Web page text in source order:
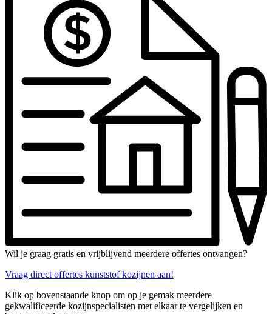
Wil je graag gratis en vrijblijvend meerdere offertes ontvangen?
Vraag direct offertes kunststof kozijnen aan!
Klik op bovenstaande knop om op je gemak meerdere
gekwalificeerde kozijnspecialisten met elkaar te vergelijken en